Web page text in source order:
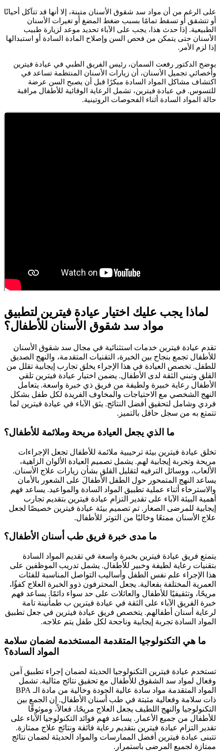
على الرغم من أن مواد سد شقوق الأسنان متينة، إلا أنها قد تتآكل أحيانًا
أو تتشقق أو تسقط تمامًا بسبب ضغط المضغ أو تغيرات الأسنان
الطبيعية. إذا حدث هذا، يجب على الآباء تحديد موعد لزيارة طبيب
الأسنان حتى يتمكن من فحص السن وإصلاح المادة السادة أو استبدالها
إذا لزم الأمر.
يوضح الدكتور رفعت السمان، رئيس الفريق الطبي في عيادة فيترين
وأخصائي تجميل الأسنان، أن زيارات الأسنان المنتظمة تساعد في
اكتشاف مشاكل المواد السادة مبكرًا قبل أن يصبح السن عرضة
للتسوس. في عيادة فيترين، تشمل الرعاية الوقائية للأطفال مراقبة
حالة المواد السادة أثناء الفحوصات الروتينية.
لماذا يجب عليك اختيار عيادة فيترين لتطبيق
مواد سد شقوق الأسنان للأطفال؟
تقدم عيادة فيترين خدمات استثنائية في مجال سد شقوق الأسنان
للأطفال تجمع بنجاح بين الخبرة، التقنيات المتقدمة، والنهج الصديق
للطفل. تخصص العيادة في هذا الإجراء يخلق تجارب إيجابية تقلل من
القلق وتبني الثقة لدى الأطفال. يضمن اختيار عيادة فيترين تلقي
الأطفال رعاية خبيرة ولطيفة من فريق ذي خبرة واسعة. يتعامل
النهج الشخصي مع الاحتياجات والمخاوف الفريدة لكل طفل بشكل
فردي وشامل لتحقيق أفضل النتائج. يثق الآباء في عيادة فيترين لما
تتمتع به من سجل حافل بالتميز.
ما الذي يجعل العيادة مريحة وملائمة للأطفال؟
تخلق عيادة فيترين بيئة ترحيبية ملائمة للأطفال تجعل الإجراءات
مريحة وتجربة إيجابية لهم. يشمل تصميم العيادة الألوان الزاهية،
الألعاب، ووسائل الترفيه لتقليل القلق بشأن زيارات علاج الأسنان.
يساعد النهج المتمحور حول الطفل الأطفالَ على الشعور بالأمان
والاسترخاء أثناء عملية تطبيق المواد السادة والمواعيد. يساعد فهم
أهمية البيئة الآباء على تقدير التزام عيادة فيترين بتقديم تجارب
إيجابية للمرضى الصغار. تم تصميم بيئة عيادة فيترين خصيصًا لجعل
علاج الأسنان ممتعًا وخاليًا من التوتر للأطفال.
ما مدى خبرة فريق طب أسنان الأطفال؟
يتمتع فريق عيادة فيترين بخبرة واسعة في تقديم المواد السادة
بتقنيات رعاية لطيفة وخبير للأطفال. يشمل تدريب الموظفين على
هذا الإجراء علم نفس الطفل وأساليب التواصل المناسبة للفئات
العمرية المختلفة بفعالية. يجعل المحترفون ذوو الخبرة العلاج كفؤًا،
مريحًا، وتثقيفيًا للأطفال والعائلات على حد سواء دائمًا. يساعد فهم
خبرة الفريق الآباء على الثقة في عيادة فيترين ب طمأنينة تامة
لرعاية أسنان أطفالهم. يتخصص فريق عيادة فيترين في جعل تطبيق
المواد السادة تجربة إيجابية وناجحة لكل طفل يتم علاجه.
ما هي التكنولوجيا المتقدمة المستخدمة لضمان سلامة
المواد السادة؟
تستخدم عيادة فيترين التكنولوجيا الحديثة لضمان إجراء تطبيق آمن
وفعال لمواد سد الشقوق للأطفال مع تحقيق نتائج مثالية. تشمل
المواد المتقدمة مواد سادة عالية الجودة وخالية من مادة الـ BPA
ذات سلامة وفعالية مثبتة في طب أسنان الأطفال. إن الجمع بين
التكنولوجيا والنهج اللطيف يجعل العلاج مريحًا، فعالاً، وموثوقًا
للأطفال من جميع الأعمار. يساعد فهم فوائد التكنولوجيا الآباء على
تقدير التزام عيادة فيترين بتقديم رعاية فائقة ونتائج علاج ممتازة.
تتبنى عيادة فيترين أفضل الممارسات والمواد الحديثة لضمان نتائج
ممتازة لجميع المرضى باستمرار.